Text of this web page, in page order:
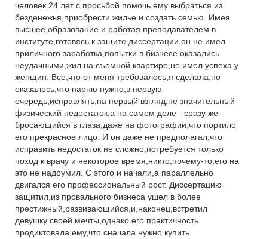
человек 24 лет с просьбой помочь ему выбраться из
безденежья,приобрести жилье и создать семью. Имея
высшее образование и работая преподавателем в
институте,готовясь к защите диссертации,он не имел
приличного заработка,попытки в бизнесе оказались
неудачными,жил на съемной квартире,не имел успеха у
женщин. Все,что от меня требовалось,я сделала,но
оказалось,что парню нужно,в первую
очередь,исправлять,на первый взгляд,не значительный
физический недостаток,а на самом деле - сразу же
бросающийся в глаза,даже на фотографии,что портило
его прекрасное лицо. И он даже не предполагал,что
исправить недостаток не сложно,потребуется только
поход к врачу и некоторое время,никто,почему-то,его на
это не надоумил. С этого и начали,а параллельно
двигался его профессиональный рост. Диссертацию
защитил,из провального бизнеса ушел в более
престижный,развивающийся,и,наконец,встретил
девушку своей мечты,однако его практичность
продиктовала ему,что сначала нужно купить